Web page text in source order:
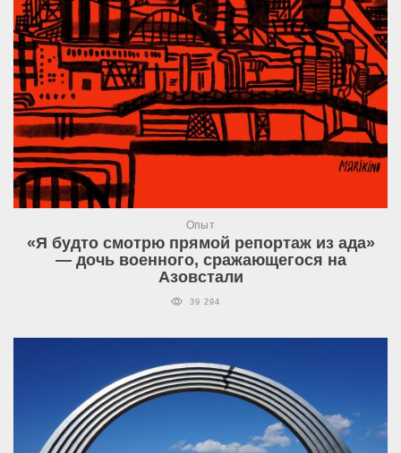
Опыт
«Я будто смотрю прямой репортаж из ада»
— дочь военного, сражающегося на
Азовстали
39 294